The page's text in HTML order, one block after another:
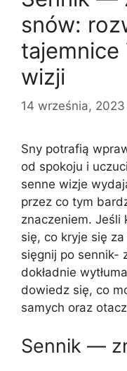
snów:
tajemnice
wizji
14 września, 2023
Sny potrafią
od spokoju i
senne wizje
przez co tym
znaczeniem. Jeśli
się, co kryje się
sięgnij po sennik-
dokładnie
dowiedz się, co
samych oraz
Sennik —